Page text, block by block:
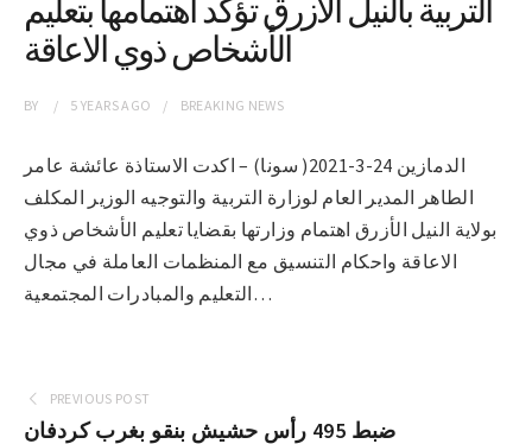
الأشخاص ذوي الاعاقة
BY 5 YEARSAGO BREAKING NEWS
الدمازين 24-3-2021( سونا) – اكدت الاستاذة عائشة عامر
الطاهر المدير العام لوزارة التربية والتوجيه الوزير المكلف
بولاية النيل الأزرق اهتمام وزارتها بقضايا تعليم الأشخاص ذوي
الاعاقة واحكام التنسيق مع المنظمات العاملة في مجال
التعليم والمبادرات المجتمعية…
PREVIOUS POST
ضبط 495 رأس حشيش بنقو بغرب كردفان